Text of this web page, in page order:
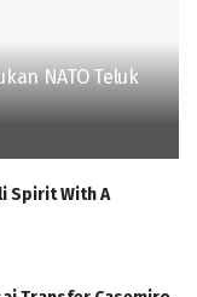
NATO Teluk
Spirit With A